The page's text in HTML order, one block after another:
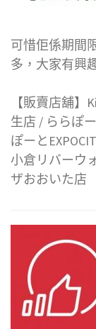
可惜佢係期間
多，大家有興
【販賣店舖】
生店 / ららぽ
ぽーと
小倉リバーウ
ザおおいた店